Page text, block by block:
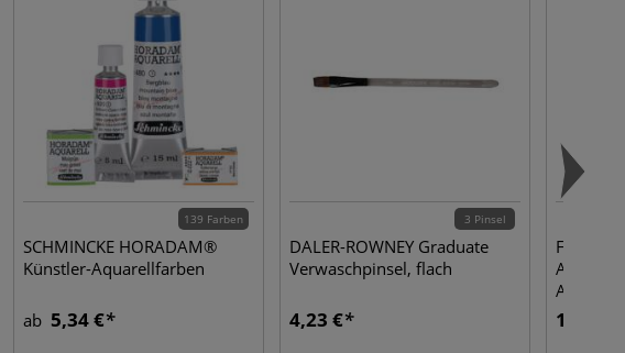
139 Farben
SCHMINCKE HORADAM®
Künstler-Aquarellfarben
ab 5,34 €
3 Pinsel
DALER-ROWNEY Graduate
Verwaschpinsel, flach
4,23 €
FABER-
Metall-
10,03 €